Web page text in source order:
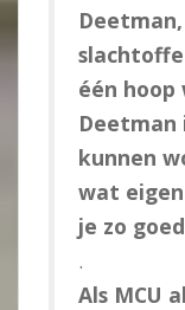
één hoop
Deetman
kunnen
wat
je zo
.
Als MCU